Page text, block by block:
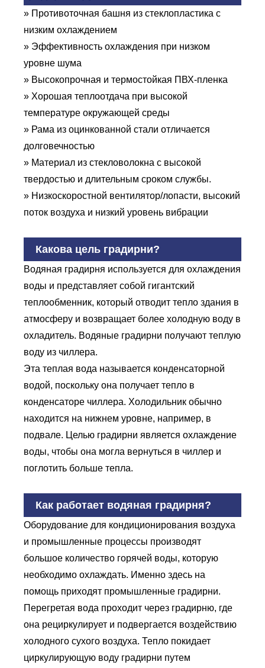
» Противоточная башня из стеклопластика с
низким охлаждением
» Эффективность охлаждения при низком
уровне шума
» Высокопрочная и термостойкая ПВХ-пленка
» Хорошая теплоотдача при высокой
температуре окружающей среды
» Рама из оцинкованной стали отличается
долговечностью
» Материал из стекловолокна с высокой
твердостью и длительным сроком службы.
» Низкоскоростной вентилятор/лопасти, высокий
поток воздуха и низкий уровень вибрации
Какова цель градирни?
Водяная градирня используется для охлаждения
воды и представляет собой гигантский
теплообменник, который отводит тепло здания в
атмосферу и возвращает более холодную воду в
охладитель. Водяные градирни получают теплую
воду из чиллера.
Эта теплая вода называется конденсаторной
водой, поскольку она получает тепло в
конденсаторе чиллера. Холодильник обычно
находится на нижнем уровне, например, в
подвале. Целью градирни является охлаждение
воды, чтобы она могла вернуться в чиллер и
поглотить больше тепла.
Как работает водяная градирня?
Оборудование для кондиционирования воздуха
и промышленные процессы производят
большое количество горячей воды, которую
необходимо охлаждать. Именно здесь на
помощь приходят промышленные градирни.
Перегретая вода проходит через градирню, где
она рециркулирует и подвергается воздействию
холодного сухого воздуха. Тепло покидает
циркулирующую воду градирни путем